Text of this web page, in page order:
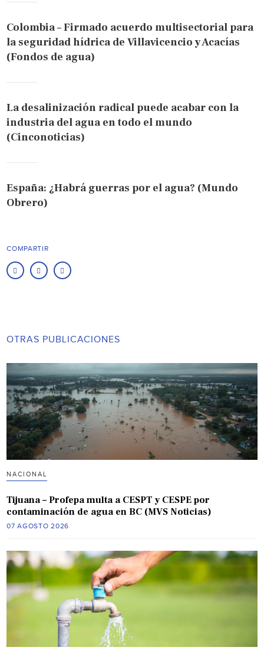
Colombia – Firmado acuerdo multisectorial para
la seguridad hídrica de Villavicencio y Acacías
(Fondos de agua)
La desalinización radical puede acabar con la
industria del agua en todo el mundo
(Cinconoticias)
España: ¿Habrá guerras por el agua? (Mundo
Obrero)
COMPARTIR
OTRAS PUBLICACIONES
NACIONAL
Tijuana – Profepa multa a CESPT y CESPE por
contaminación de agua en BC (MVS Noticias)
07 AGOSTO 2026